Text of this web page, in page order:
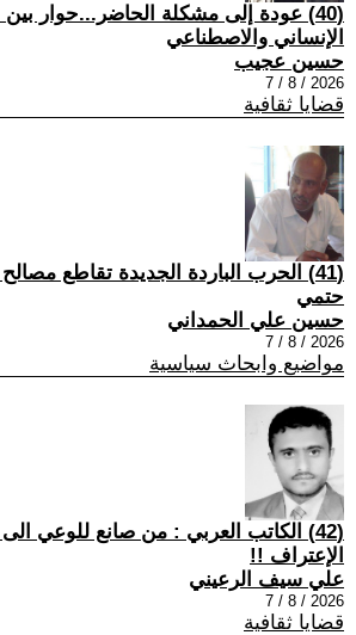
(40) عودة إلى مشكلة الحاضر...حوار بين
الإنساني والاصطناعي
حسين عجيب
2026 / 8 / 7
قضايا ثقافية
(41) الحرب الباردة الجديدة تقاطع
حتمي
حسين علي الحمداني
2026 / 8 / 7
مواضيع وابحاث سياسية
(42) الكاتب العربي : من صانع للوعي
الإعتراف !!
علي سيف الرعيني
2026 / 8 / 7
قضايا ثقافية